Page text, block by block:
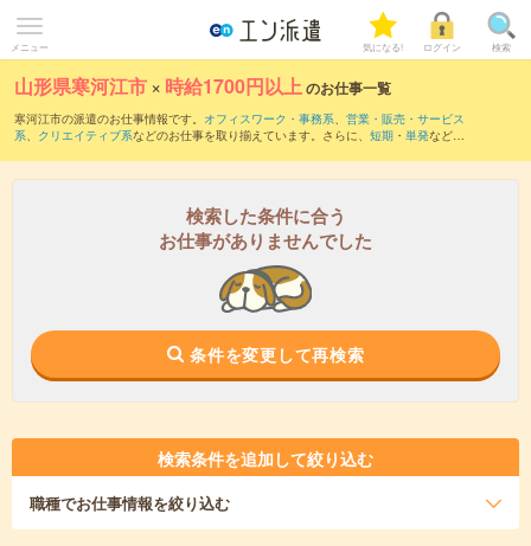
メニュー 気になる! ログイン 検索
山形県寒河江市 × 時給1700円以上のお仕事一覧
寒河江市の派遣のお仕事情報です。 オフィスワーク・事務系、 営業・販売・サービス
系、 クリエイティブ系などのお仕事を取り揃えています。さらに、 短期 ・ 単発などの
検索した条件に合う
お仕事がありませんでした
条件を変更して再検索
検索条件を追加して絞り込む
職種でお仕事情報を絞り込む